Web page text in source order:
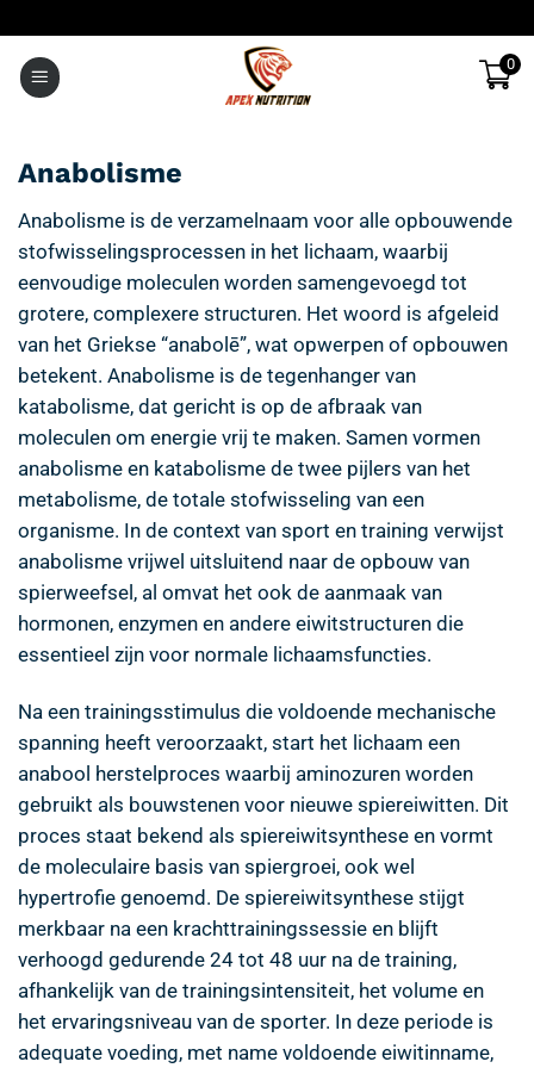
inhoud
0
Anabolisme
Anabolisme is de verzamelnaam voor alle opbouwende
stofwisselingsprocessen in het lichaam, waarbij
eenvoudige moleculen worden samengevoegd tot
grotere, complexere structuren. Het woord is afgeleid
van het Griekse “anabolē”, wat opwerpen of opbouwen
betekent. Anabolisme is de tegenhanger van
katabolisme, dat gericht is op de afbraak van
moleculen om energie vrij te maken. Samen vormen
anabolisme en katabolisme de twee pijlers van het
metabolisme, de totale stofwisseling van een
organisme. In de context van sport en training verwijst
anabolisme vrijwel uitsluitend naar de opbouw van
spierweefsel, al omvat het ook de aanmaak van
hormonen, enzymen en andere eiwitstructuren die
essentieel zijn voor normale lichaamsfuncties.
Na een trainingsstimulus die voldoende mechanische
spanning heeft veroorzaakt, start het lichaam een
anabool herstelproces waarbij aminozuren worden
gebruikt als bouwstenen voor nieuwe spiereiwitten. Dit
proces staat bekend als spiereiwitsynthese en vormt
de moleculaire basis van spiergroei, ook wel
hypertrofie genoemd. De spiereiwitsynthese stijgt
merkbaar na een krachttrainingssessie en blijft
verhoogd gedurende 24 tot 48 uur na de training,
afhankelijk van de trainingsintensiteit, het volume en
het ervaringsniveau van de sporter. In deze periode is
adequate voeding, met name voldoende eiwitinname,